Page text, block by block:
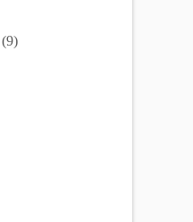
(9)